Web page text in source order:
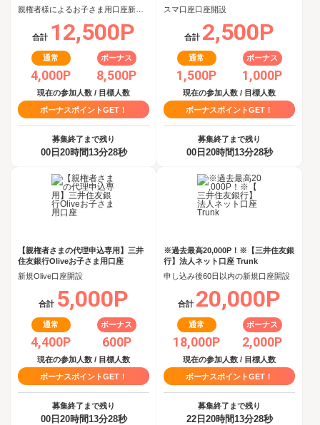
用口座
合計 12,500P
通常
4,000P
ボーナス
8,500P
現在の参加人数 / 目標人数
ボーナスポイントGET！
募集終了まで残り
00日20時間13分27秒
スマ口座口座開設
合計 2,500P
通常
1,500P
ボーナス
1,000P
現在の参加人数 / 目標人数
ボーナスポイントGET！
募集終了まで残り
00日20時間13分27秒
【親権者さまの代理申込専用】三井
住友銀行Oliveお子さま用口座
新規Olive口座開設
合計 5,000P
通常
4,400P
ボーナス
600P
現在の参加人数 / 目標人数
ボーナスポイントGET！
募集終了まで残り
00日20時間13分27秒
※過去最高20,000P！※【三井住友銀
行】法人ネット口座 Trunk
申し込み後60日以内の新規口座開設
合計 20,000P
通常
18,000P
ボーナス
2,000P
現在の参加人数 / 目標人数
ボーナスポイントGET！
募集終了まで残り
22日20時間13分27秒